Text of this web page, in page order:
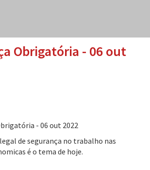
Obrigatória - 06 out
de segurança no trabalho nas
é o tema de hoje.